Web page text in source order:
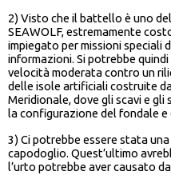
2) Visto che il battello è uno
SEAWOLF, estremamente
impiegato per missioni speciali
informazioni. Si potrebbe
velocità moderata contro un
delle isole artificiali costruite
Meridionale, dove gli scavi e
la configurazione del fondale e
3) Ci potrebbe essere stata
capodoglio. Quest’ultimo
l’urto potrebbe aver causato